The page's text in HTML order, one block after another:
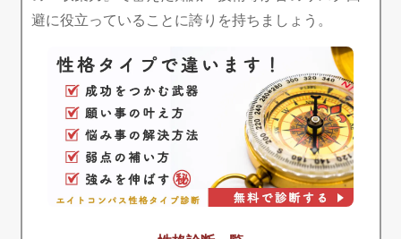
避に役立っていることに誇りを持ちましょう。